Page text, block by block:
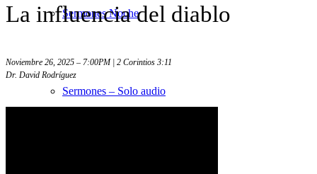
Sermones Noche
Sermones – Solo audio
La influencia del diablo
Noviembre 26, 2025 – 7:00PM | 2 Corintios 3:11
Dr. David Rodríguez